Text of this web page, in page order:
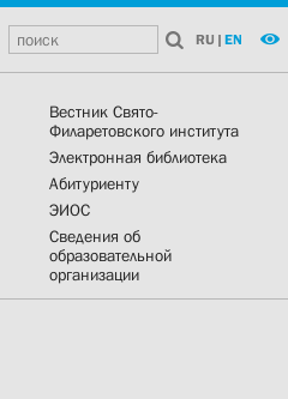
RU | EN
Вестник Свято-
Филаретовского института
Электронная библиотека
Абитуриенту
ЭИОС
Сведения об
образовательной
организации